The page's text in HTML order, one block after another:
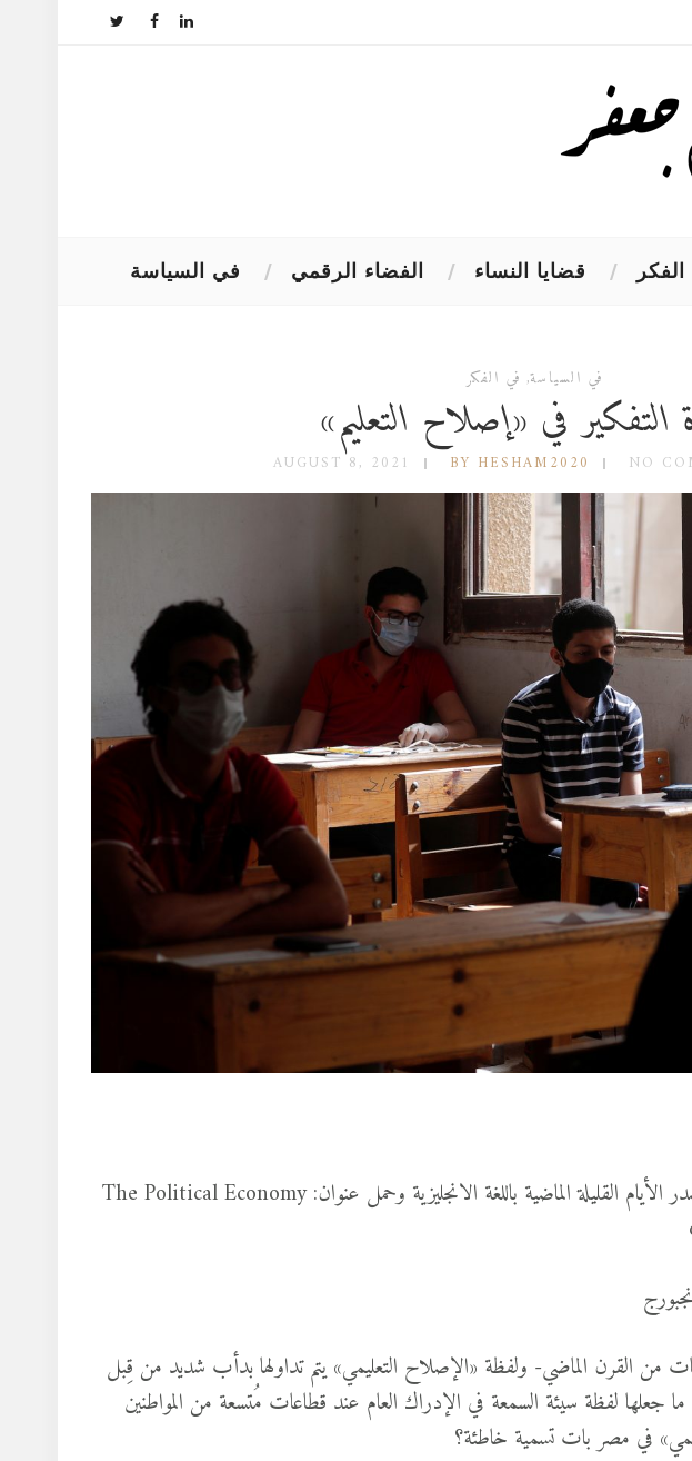
في السياسة الفضاء الرقمي قضايا النساء
في السياسة, في الفكر
التفكير في «إصلاح التعليم»
AUGUST 8, 2021 BY HESHAM2020 NO
هذا المقال قراءة في الكتاب الهام الذي صدر الأيام القليلة الماضية باللغة الانجليزية وحمل عنوان: The Political Economy
من القرن الماضي- ولفظة «الإصلاح التعليمي» يتم تداولها بدأب شديد من قِبل
ما جعلها لفظة سيئة السمعة في الإدراك العام عند قطاعات مُتسعة من المواطنين
في مصر بات تسمية خاطئة؟